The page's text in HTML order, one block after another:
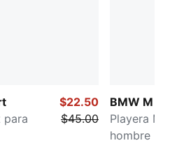
para
$22.50
$45.00
BMW M
Playera
hombre